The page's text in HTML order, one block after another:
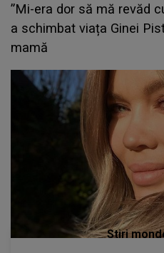
”Mi-era dor să mă revăd
a schimbat viața Ginei
mamă
Stiri